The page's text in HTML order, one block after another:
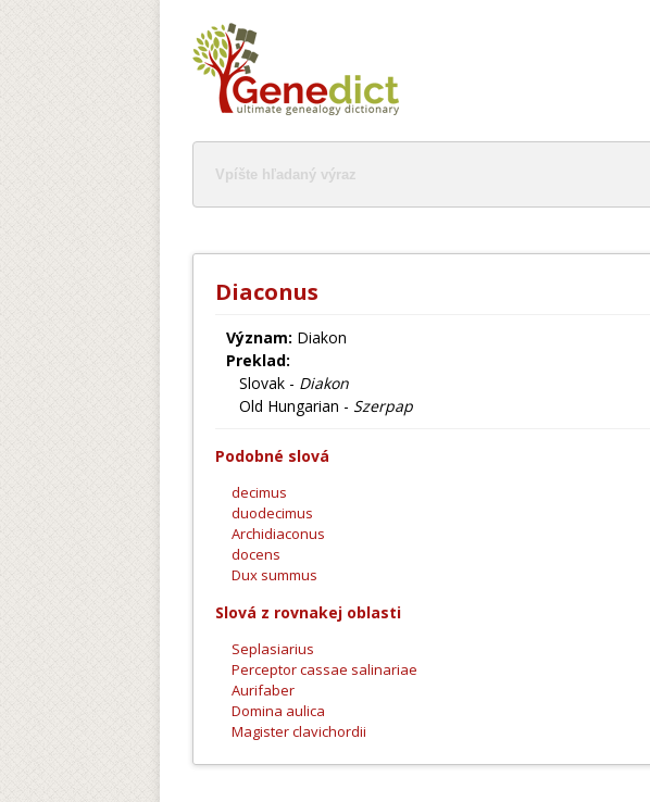
Diaconus
Význam: Diakon
Preklad:
Slovak - Diakon
Old Hungarian - Szerpap
Podobné slová
decimus
duodecimus
Archidiaconus
docens
Dux summus
Slová z rovnakej oblasti
Seplasiarius
Perceptor cassae salinariae
Aurifaber
Domina aulica
Magister clavichordii